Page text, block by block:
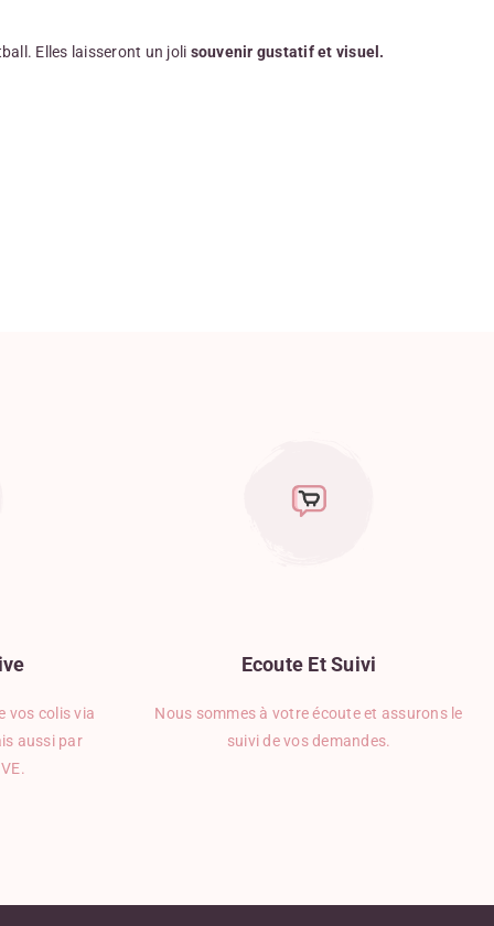
Elles laisseront un joli souvenir gustatif et visuel.
vos colis via
aussi par
Ecoute Et Suivi
Nous sommes à votre écoute et assurons le
suivi de vos demandes.